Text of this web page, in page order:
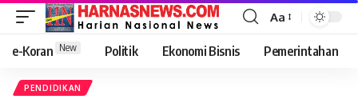
Aa
e-Koran New Politik Ekonomi Bisnis Pemerintahan
PENDIDIKAN